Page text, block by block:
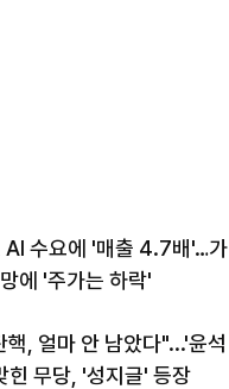
AI 수요에 '매출 4.7배'…가
에 '주가는 하락'
핵, 얼마 안 남았다"...'윤석
힌 무당, '성지글' 등장